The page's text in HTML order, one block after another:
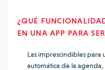
¿QUÉ
EN UNA APP PARA
Las imprescindibles para
automática de la